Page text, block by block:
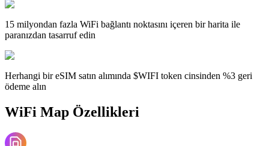
15 milyondan fazla WiFi bağlantı noktasını içeren bir harita ile
paranızdan tasarruf edin
Herhangi bir eSIM satın alımında $WIFI token cinsinden %3 geri
ödeme alın
WiFi Map Özellikleri